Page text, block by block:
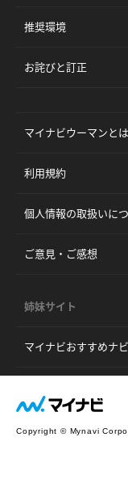
推奨環境
お詫びと訂正
マイナビウーマンとは
利用規約
個人情報の取扱いに
ご意見・ご感想
姉妹サイト
マイナビおすすめナビ
Copyright © Mynavi